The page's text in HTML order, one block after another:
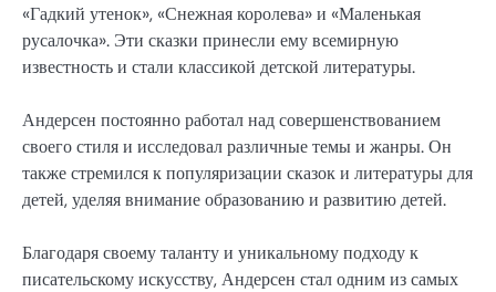
«Гадкий утенок», «Снежная королева» и «Маленькая
русалочка». Эти сказки принесли ему всемирную
известность и стали классикой детской литературы.
Андерсен постоянно работал над совершенствованием
своего стиля и исследовал различные темы и жанры. Он
также стремился к популяризации сказок и литературы для
детей, уделяя внимание образованию и развитию детей.
Благодаря своему таланту и уникальному подходу к
писательскому искусству, Андерсен стал одним из самых